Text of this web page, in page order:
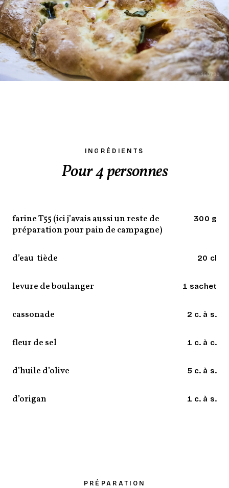
INGRÉDIENTS
Pour 4 personnes
farine T55 (ici j’avais aussi un reste de
préparation pour pain de campagne)
300 g
d’eau tiède 20 cl
levure de boulanger 1 sachet
cassonade 2 c. à s.
fleur de sel 1 c. à c.
d’huile d’olive 5 c. à s.
d’origan 1 c. à s.
PRÉPARATION